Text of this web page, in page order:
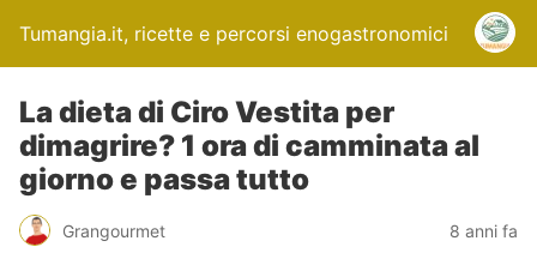
Tumangia.it, ricette e percorsi enogastronomici
La dieta di Ciro Vestita per
dimagrire? 1 ora di camminata al
giorno e passa tutto
Grangourmet 8 anni fa